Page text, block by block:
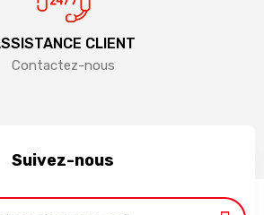
CLIENT
Contactez-nous
Suivez-nous